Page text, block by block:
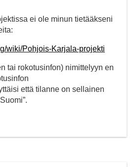
ei ole minun tietääkseni
wiki/Pohjois-Karjala-projekti
tai rokotusinfon) nimittelyyn en
että tilanne on sellainen